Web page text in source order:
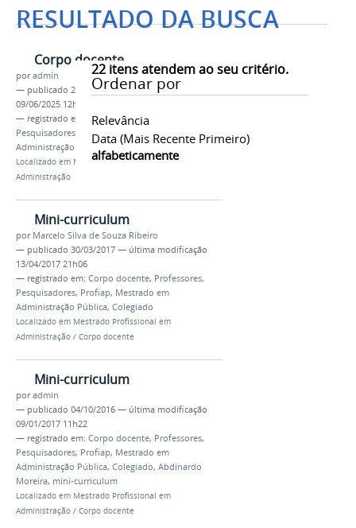
RESULTADO DA BUSCA
22itens atendem ao seu critério.
Ordenar por
Relevância
Data (mais Recente Primeiro)
alfabeticamente
Corpo docente
poradmin
— publicado 26/08/2016 —última modificação
09/06/2025 12h33
— registrado em:
Corpo docente
Pesquisadores
Profiap
Mestrado Profissional em
Administração Pública
Colegiado
Localizado em Mestrado Profissional em
Administração
Mini-curriculum
por Marcelo Silva de Souza Ribeiro
— publicado 30/03/2017 — última modificação
13/04/2017 21h06
— registrado em: Corpo docente, Professores,
Pesquisadores, Profiap, Mestrado em
Administração Pública, Colegiado
Localizado em Mestrado Profissional em
Administração / Corpo docente
Mini-curriculum
poradmin
— publicado 04/10/2016 — última modificação
09/01/2017 11h22
— registrado em: Corpo docente, Professores,
Pesquisadores, Profiap, Mestrado em
Administração Pública, Colegiado, Abdinardo
Moreira, mini-curriculum
Localizado em Mestrado Profissional em
Administração / Corpo docente